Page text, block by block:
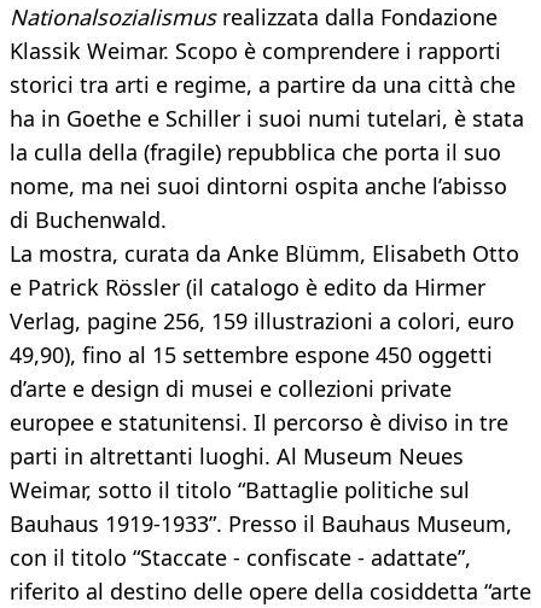
Nationalsozialismus realizzata dalla Fondazione
Klassik Weimar. Scopo è comprendere i rapporti
storici tra arti e regime, a partire da una città che
ha in Goethe e Schiller i suoi numi tutelari, è stata
la culla della (fragile) repubblica che porta il suo
nome, ma nei suoi dintorni ospita anche l’abisso
di Buchenwald.
La mostra, curata da Anke Blümm, Elisabeth Otto
e Patrick Rössler (il catalogo è edito da Hirmer
Verlag, pagine 256, 159 illustrazioni a colori, euro
49,90), fino al 15 settembre espone 450 oggetti
d’arte e design di musei e collezioni private
europee e statunitensi. Il percorso è diviso in tre
parti in altrettanti luoghi. Al Museum Neues
Weimar, sotto il titolo “Battaglie politiche sul
Bauhaus 1919-1933”. Presso il Bauhaus Museum,
con il titolo “Staccate - confiscate - adattate”,
riferito al destino delle opere della cosiddetta “arte